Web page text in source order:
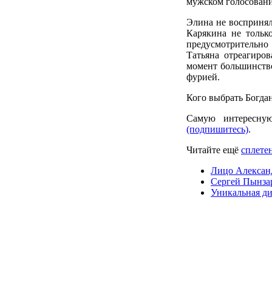
Элина не
Карякина не
Татьяна
момент
фурией.
Кого выбрать
Самую
(подпишитесь).
Читайте ещё
Лицо
Сергей
Уникальная